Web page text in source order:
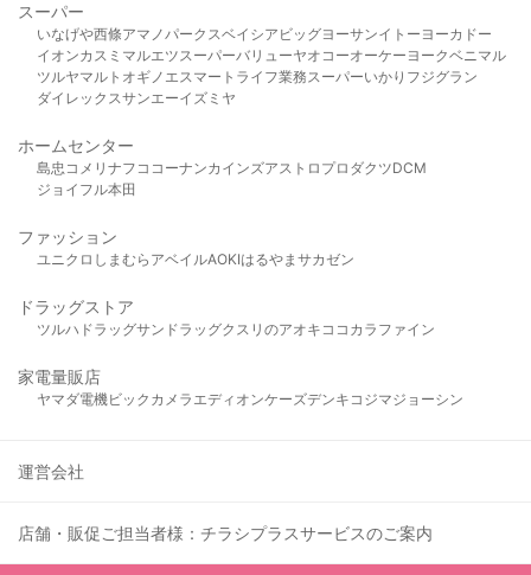
スーパー
いなげや西條アマノパークスベイシア ビッグヨーサンイトーヨーカドー
イオンカスミ マルエツスーパーバリューヤオコーオーケー ヨークベニマル
ツルヤマルト オギノ エスマート ライフ業務スーパーいかり フジグラン
ダイレックスサンエーイズミヤ
ホームセンター
島忠 コメリ ナフコ コーナンカインズアストロプロダクツDCM
ジョイフル本田
ファッション
ユニクロ しまむら アベイルAOKIはるやま サカゼン
ドラッグストア
ツルハドラッグサンドラッグクスリのアオキ ココカラファイン
家電量販店
ヤマダ電機ビックカメラ エディオンケーズデンキ コジマジョーシン
運営会社
店舗・販促ご担当者様：チラシプラスサービスのご案内